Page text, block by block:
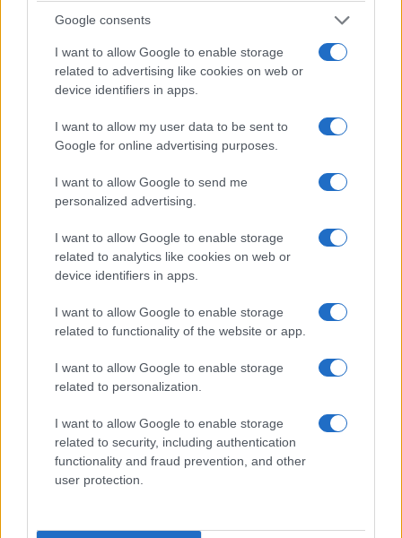
Google consents
I want to allow Google to enable storage
related to advertising like cookies on web or
device identifiers in apps.
I want to allow my user data to be sent to
Google for online advertising purposes.
I want to allow Google to send me
personalized advertising.
I want to allow Google to enable storage
related to analytics like cookies on web or
device identifiers in apps.
I want to allow Google to enable storage
related to functionality of the website or app.
I want to allow Google to enable storage
related to personalization.
I want to allow Google to enable storage
related to security, including authentication
functionality and fraud prevention, and other
user protection.
πυρομαχικά, σύμφωνα με την έγκυρη «SZ»
6/08/2026 - 6:33μμ
ΚΟΣΜΟΣ
Χιροσίμα: 81 χρόνια από την πρώτη ατομική
βόμβα στην ιστορία της ανθρωπότητας
6/08/2026 - 1:11μμ